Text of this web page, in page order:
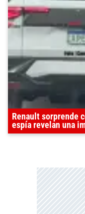
Renault sorprende
espía revelan una